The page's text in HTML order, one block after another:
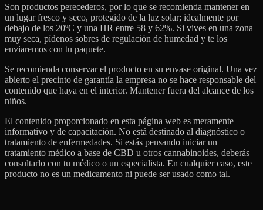
Son productos perecederos, por lo que se recomienda mantener en
un lugar fresco y seco, protegido de la luz solar; idealmente por
debajo de los 20ºC y una HR entre 58 y 62%. Si vives en una zona
muy seca, pídenos sobres de regulación de humedad y te los
enviaremos con tu paquete.
Se recomienda conservar el producto en su envase original. Una vez
abierto el precinto de garantía la empresa no se hace responsable del
contenido que haya en el interior. Mantener fuera del alcance de los
niños.
El contenido proporcionado en esta página web es meramente
informativo y de capacitación. No está destinado al diagnóstico o
tratamiento de enfermedades. Si estás pensando iniciar un
tratamiento médico a base de CBD u otros cannabinoides, deberás
consultarlo con tu médico o un especialista. En cualquier caso, este
producto no es un medicamento ni puede ser usado como tal.